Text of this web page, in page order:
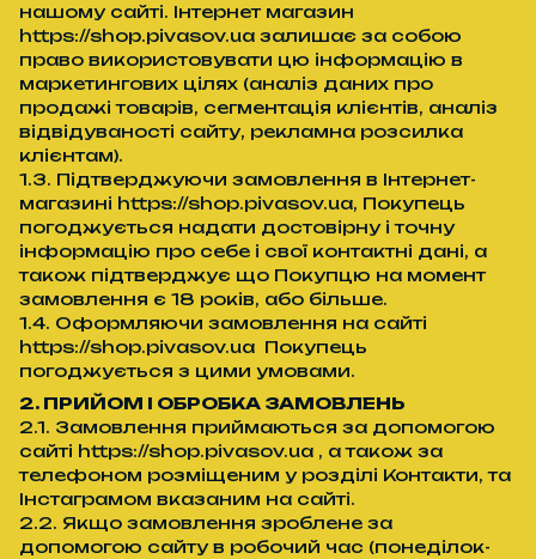
нашому сайті. Інтернет магазин
https://shop.pivasov.ua залишає за собою
право використовувати цю інформацію в
маркетингових цілях (аналіз даних про
продажі товарів, сегментація клієнтів, аналіз
відвідуваності сайту, рекламна розсилка
клієнтам).
1.3. Підтверджуючи замовлення в Інтернет-
магазині https://shop.pivasov.ua, Покупець
погоджується надати достовірну і точну
інформацію про себе і свої контактні дані, а
також підтверджує що Покупцю на момент
замовлення є 18 років, або більше.
1.4. Оформляючи замовлення на сайті
https://shop.pivasov.ua Покупець
погоджується з цими умовами.
2. ПРИЙОМ І ОБРОБКА ЗАМОВЛЕНЬ
2.1. Замовлення приймаються за допомогою
сайті https://shop.pivasov.ua , а також за
телефоном розміщеним у розділі Контакти, та
Інстаграмом вказаним на сайті.
2.2. Якщо замовлення зроблене за
допомогою сайту в робочий час (понеділок-